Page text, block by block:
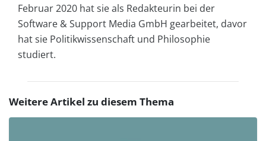
Februar 2020 hat sie als Redakteurin bei der
Software & Support Media GmbH gearbeitet, davor
hat sie Politikwissenschaft und Philosophie
studiert.
Weitere Artikel zu diesem Thema